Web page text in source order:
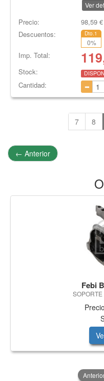
Ver
Precio: 98,59€
Descuentos:
Dto.1
0%
Imp. Total:
Stock:
Cantidad:
7 8
← Anterior
Febi